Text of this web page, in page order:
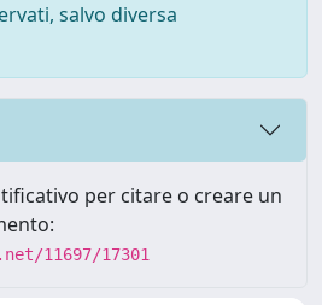
salvo diversa
per citare o creare un
11697/17301